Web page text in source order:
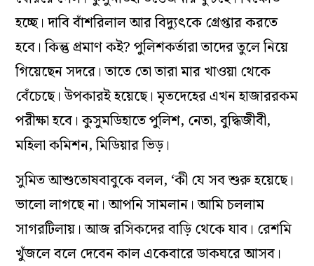
হচ্ছে। দাবি বাঁশরিলাল আর বিদ্যুৎকে গ্রেপ্তার করতে
হবে। কিন্তু প্রমাণ কই? পুলিশকর্তারা তাদের তুলে নিয়ে
গিয়েছেন সদরে। তাতে তো তারা মার খাওয়া থেকে
বেঁচেছে। উপকারই হয়েছে। মৃতদেহের এখন হাজাররকম
পরীক্ষা হবে। কুসুমডিহাতে পুলিশ, নেতা, বুদ্ধিজীবী,
মহিলা কমিশন, মিডিয়ার ভিড়।
সুমিত আশুতোষবাবুকে বলল, ‘কী যে সব শুরু হয়েছে।
ভালো লাগছে না। আপনি সামলান। আমি চললাম
সাগরটিলায়। আজ রসিকদের বাড়ি থেকে যাব। রেশমি
খুঁজলে বলে দেবেন কাল একেবারে ডাকঘরে আসব।